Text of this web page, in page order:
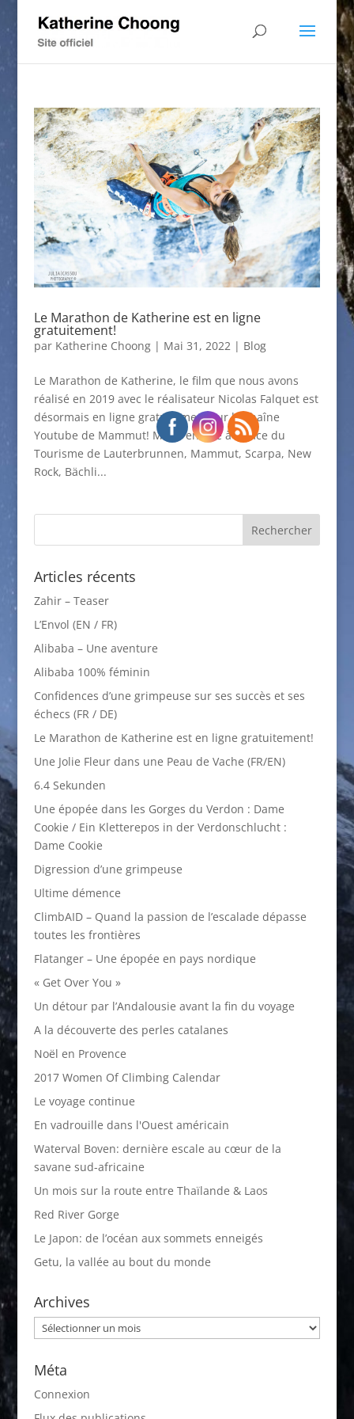
Le Marathon de Katherine est en ligne
gratuitement!
par Katherine Choong| Mai 31, 2022 | Blog
Le Marathon de Katherine, le film que nous avons
réalisé en 2019 avec le réalisateur Nicolas Falquet est
désormais en ligne gratuitement sur la chaîne
Youtube de Mammut! Merci encore à l’office du
Tourisme de Lauterbrunnen, Mammut, Scarpa, New
Rock, Bächli...
Articles récents
Zahir – Teaser
L’Envol (EN / FR)
Alibaba – Une aventure
Alibaba 100% féminin
Confidences d’une grimpeuse sur ses succès et ses
échecs (FR / DE)
Le Marathon de Katherine est en ligne gratuitement!
Une Jolie Fleur dans une Peau de Vache (FR/EN)
6.4 Sekunden
Une épopée dans les Gorges du Verdon : Dame
Cookie / Ein Kletterepos in der Verdonschlucht :
Dame Cookie
Digression d’une grimpeuse
Ultime démence
ClimbAID – Quand la passion de l’escalade dépasse
toutes les frontières
Flatanger – Une épopée en pays nordique
« Get Over You »
Un détour par l’Andalousie avant la fin du voyage
A la découverte des perles catalanes
Noël en Provence
2017 Women Of Climbing Calendar
Le voyage continue
En vadrouille dans l'Ouest américain
Waterval Boven: dernière escale au cœur de la
savane sud-africaine
Un mois sur la route entre Thaïlande & Laos
Red River Gorge
Le Japon: de l’océan aux sommets enneigés
Getu, la vallée au bout du monde
Archives
Archives
Méta
Connexion